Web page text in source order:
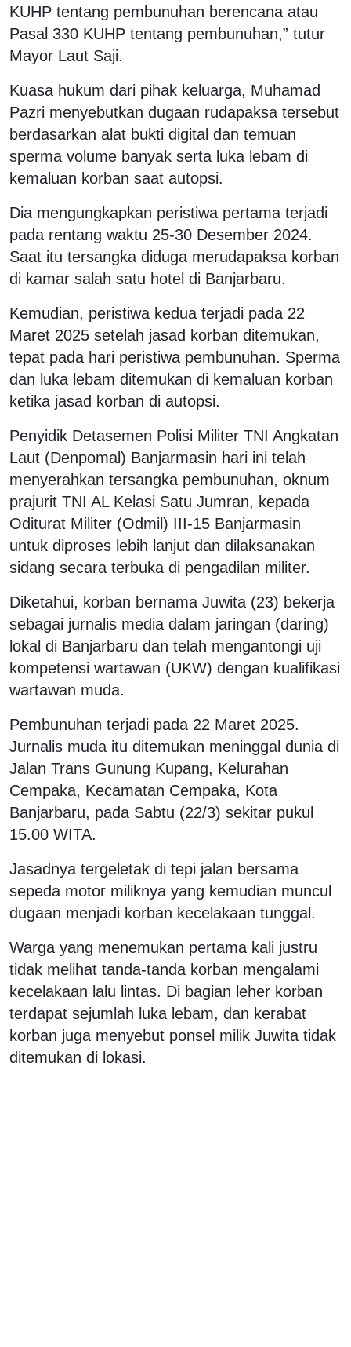
KUHP tentang pembunuhan berencana atau
Pasal 330 KUHP tentang pembunuhan,” tutur
Mayor Laut Saji.
Kuasa hukum dari pihak keluarga, Muhamad
Pazri menyebutkan dugaan rudapaksa tersebut
berdasarkan alat bukti digital dan temuan
sperma volume banyak serta luka lebam di
kemaluan korban saat autopsi.
Dia mengungkapkan peristiwa pertama terjadi
pada rentang waktu 25-30 Desember 2024.
Saat itu tersangka diduga merudapaksa korban
di kamar salah satu hotel di Banjarbaru.
Kemudian, peristiwa kedua terjadi pada 22
Maret 2025 setelah jasad korban ditemukan,
tepat pada hari peristiwa pembunuhan. Sperma
dan luka lebam ditemukan di kemaluan korban
ketika jasad korban di autopsi.
Penyidik Detasemen Polisi Militer TNI Angkatan
Laut (Denpomal) Banjarmasin hari ini telah
menyerahkan tersangka pembunuhan, oknum
prajurit TNI AL Kelasi Satu Jumran, kepada
Oditurat Militer (Odmil) III-15 Banjarmasin
untuk diproses lebih lanjut dan dilaksanakan
sidang secara terbuka di pengadilan militer.
Diketahui, korban bernama Juwita (23) bekerja
sebagai jurnalis media dalam jaringan (daring)
lokal di Banjarbaru dan telah mengantongi uji
kompetensi wartawan (UKW) dengan kualifikasi
wartawan muda.
Pembunuhan terjadi pada 22 Maret 2025.
Jurnalis muda itu ditemukan meninggal dunia di
Jalan Trans Gunung Kupang, Kelurahan
Cempaka, Kecamatan Cempaka, Kota
Banjarbaru, pada Sabtu (22/3) sekitar pukul
15.00 WITA.
Jasadnya tergeletak di tepi jalan bersama
sepeda motor miliknya yang kemudian muncul
dugaan menjadi korban kecelakaan tunggal.
Warga yang menemukan pertama kali justru
tidak melihat tanda-tanda korban mengalami
kecelakaan lalu lintas. Di bagian leher korban
terdapat sejumlah luka lebam, dan kerabat
korban juga menyebut ponsel milik Juwita tidak
ditemukan di lokasi.